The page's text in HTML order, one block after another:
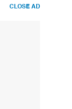
CLOSE AD